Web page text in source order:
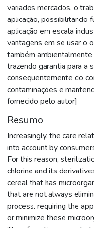
variados mercados, o
aplicação, possibilitando
aplicação em escala
vantagens em se usar o
também
trazendo garantia para a
consequentemente do
contaminações e
fornecido pelo autor]
Resumo
Increasingly, the care
into account by
For this reason,
chlorine and its
cereal that has
that are not always
process, requiring the
or minimize these